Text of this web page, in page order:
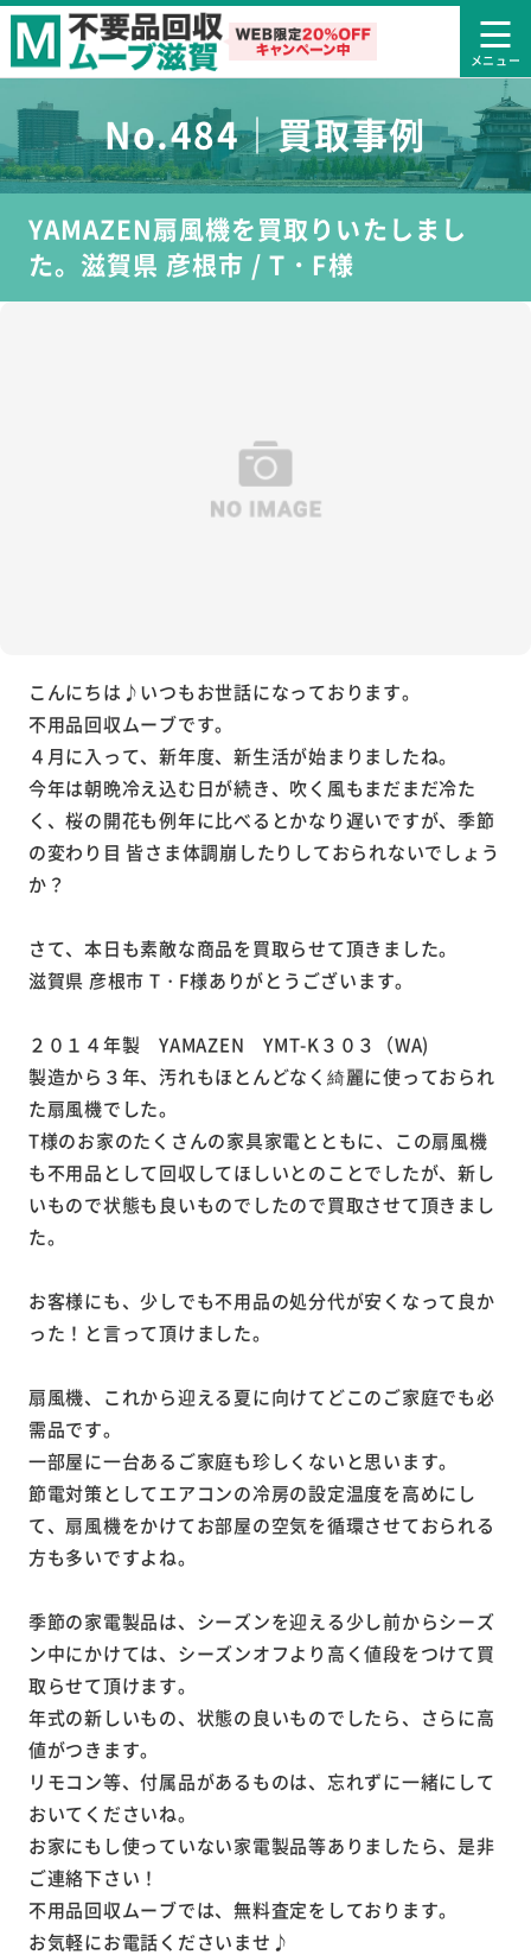
No.484｜買取事例
YAMAZEN扇風機を買取りいたしまし
た。滋賀県 彦根市 / T・F様
こんにちは♪いつもお世話になっております。
不用品回収ムーブです。
４月に入って、新年度、新生活が始まりましたね。
今年は朝晩冷え込む日が続き、吹く風もまだまだ冷た
く、桜の開花も例年に比べるとかなり遅いですが、季節
の変わり目 皆さま体調崩したりしておられないでしょう
か？
さて、本日も素敵な商品を買取らせて頂きました。
滋賀県 彦根市 T・F様ありがとうございます。
２０１４年製 YAMAZEN YMT-K３０３（WA)
製造から３年、汚れもほとんどなく綺麗に使っておられ
た扇風機でした。
T様のお家のたくさんの家具家電とともに、この扇風機
も不用品として回収してほしいとのことでしたが、新し
いもので状態も良いものでしたので買取させて頂きまし
た。
お客様にも、少しでも不用品の処分代が安くなって良か
った！と言って頂けました。
扇風機、これから迎える夏に向けてどこのご家庭でも必
需品です。
一部屋に一台あるご家庭も珍しくないと思います。
節電対策としてエアコンの冷房の設定温度を高めにし
て、扇風機をかけてお部屋の空気を循環させておられる
方も多いですよね。
季節の家電製品は、シーズンを迎える少し前からシーズ
ン中にかけては、シーズンオフより高く値段をつけて買
取らせて頂けます。
年式の新しいもの、状態の良いものでしたら、さらに高
値がつきます。
リモコン等、付属品があるものは、忘れずに一緒にして
おいてくださいね。
お家にもし使っていない家電製品等ありましたら、是非
ご連絡下さい！
不用品回収ムーブでは、無料査定をしております。
お気軽にお電話くださいませ♪